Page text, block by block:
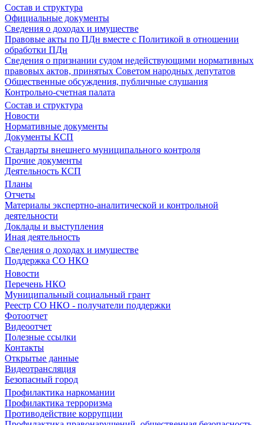
Состав и структура
Официальные документы
Сведения о доходах и имуществе
Правовые акты по ПДн вместе с Политикой в отношении
обработки ПДн
Сведения о признании судом недействующими нормативных
правовых актов, принятых Советом народных депутатов
Общественные обсуждения, публичные слушания
Контрольно-счетная палата
Состав и структура
Новости
Нормативные документы
Документы КСП
Стандарты внешнего муниципального контроля
Прочие документы
Деятельность КСП
Планы
Отчеты
Материалы экспертно-аналитической и контрольной
деятельности
Доклады и выступления
Иная деятельность
Сведения о доходах и имуществе
Поддержка СО НКО
Новости
Перечень НКО
Муниципальный социальный грант
Реестр СО НКО - получатели поддержки
Фотоотчет
Видеоотчет
Полезные ссылки
Контакты
Открытые данные
Видеотрансляция
Безопасный город
Профилактика наркомании
Профилактика терроризма
Противодействие коррупции